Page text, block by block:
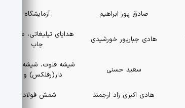
صادق‌ پور ابراهیم آزمایشگاه
هادی جبارپور خورشیدی
هدایای تیلیغاتی، طراحی و
چاپ
سعید حسنی
شیشه فلوت، شیشه پوشش
دار(رفلکس) و آینه
هادی اکبری زاد ارجمند شمش فولادی